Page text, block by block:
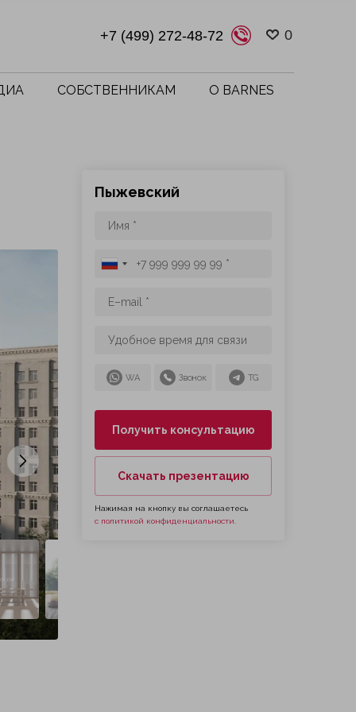
+7 (499) 272-48-72 0
СОБСТВЕННИКАМ О BARNES
Следующий слайд
Пыжевский
WA Звонок TG
Получить консультацию
Скачать презентацию
Нажимая на кнопку вы соглашаетесь
с политикой конфиденциальности.